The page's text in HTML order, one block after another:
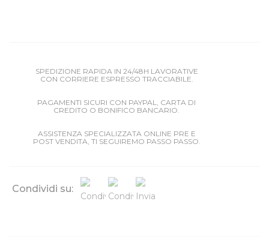
SPEDIZIONE RAPIDA IN 24/48H LAVORATIVE
CON CORRIERE ESPRESSO TRACCIABILE.
PAGAMENTI SICURI CON PAYPAL, CARTA DI
CREDITO O BONIFICO BANCARIO.
ASSISTENZA SPECIALIZZATA ONLINE PRE E
POST VENDITA, TI SEGUIREMO PASSO PASSO.
Condividi su: